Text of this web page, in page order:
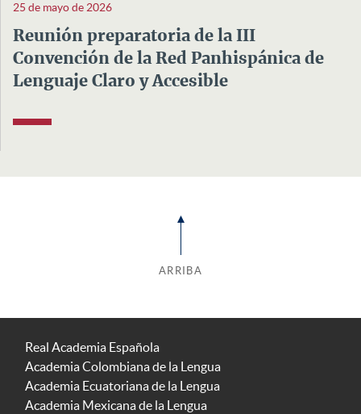
25 de mayo de 2026
Reunión preparatoria de la III
Convención de la Red Panhispánica de
Lenguaje Claro y Accesible
ARRIBA
Real Academia Española
Academia Colombiana de la Lengua
Academia Ecuatoriana de la Lengua
Academia Mexicana de la Lengua